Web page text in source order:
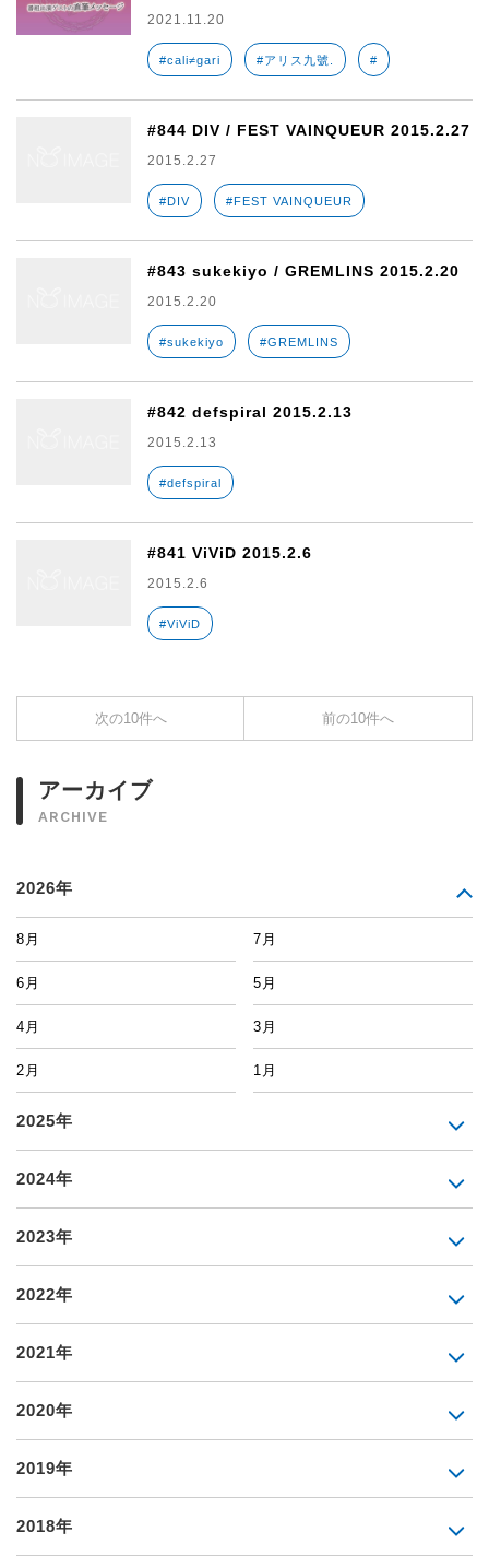
2021.11.20
#cali≠gari #アリス九號. #
#844 DIV / FEST VAINQUEUR 2015.2.27
2015.2.27
#DIV #FEST VAINQUEUR
#843 sukekiyo / GREMLINS 2015.2.20
2015.2.20
#sukekiyo #GREMLINS
#842 defspiral 2015.2.13
2015.2.13
#defspiral
#841 ViViD 2015.2.6
2015.2.6
#ViViD
次の10件へ 前の10件へ
アーカイブ
ARCHIVE
2026年
8月 7月
6月 5月
4月 3月
2月 1月
2025年
2024年
2023年
2022年
2021年
2020年
2019年
2018年